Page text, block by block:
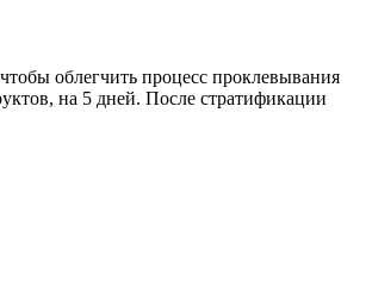
облегчить процесс проклевывания
на 5 дней. После стратификации